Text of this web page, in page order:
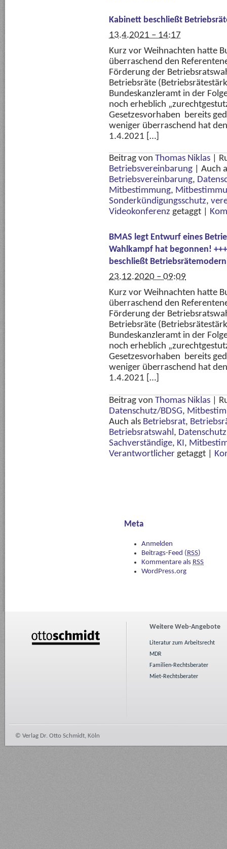
Kabinett beschließt
13.4.2021 – 14:17
Kurz vor Weihnachten hatte
überraschend den
Förderung der
Betriebsräte
Bundeskanzleramt in der
noch erheblich
Gesetzesvorhaben bereits
weniger überraschend hat
1.4.2021 […]
Beitrag von Thomas Niklas
Betriebsvereinbarung
Auch
Betriebsvereinbarung,
Mitbestimmung,
Sonderkündigungsschutz,
Videokonferenz getaggt
BMAS legt Entwurf eines
Wahlkampf hat begonnen!
beschließt
23.12.2020 – 09:09
Kurz vor Weihnachten hatte
überraschend den
Förderung der
Betriebsräte
Bundeskanzleramt in der
noch erheblich
Gesetzesvorhaben bereits
weniger überraschend hat
1.4.2021 […]
Beitrag von Thomas Niklas
Datenschutz/BDSG,
Auch als Betriebsrat,
Betriebsratswahl, Datenschutz
Sachverständige, KI,
Verantwortlicher getaggt
Meta
Anmelden
Beitrags-Feed (RSS)
Kommentare als RSS
WordPress.org
Weitere Web-Angebote
Literatur zum Arbeitsrecht
MDR
Familien-Rechtsberater
Miet-Rechtsberater
© Verlag Dr. Otto Schmidt, Köln